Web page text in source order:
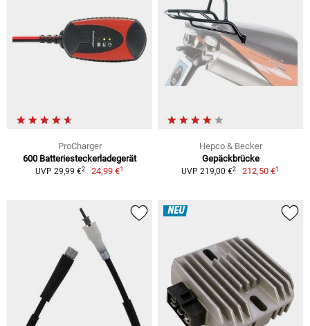
ProCharger
600 Batteriesteckerladegerät
UVP 29,99 €2 24,99 €1
Hepco & Becker
Gepäckbrücke
UVP 219,00 €2 212,50 €1
NEU